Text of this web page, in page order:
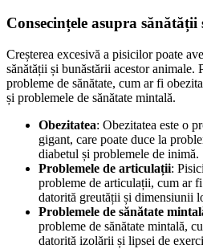
Consecințele asupra
Creșterea excesivă a pisicilor poate
sănătății și bunăstării acestor animale.
probleme de sănătate, cum ar fi
și problemele de sănătate mintală.
Obezitatea: Obezitatea este o
gigant, care poate duce la
diabetul și problemele de inimă.
Problemele de articulații:
probleme de articulații, cum ar
datorită greutății și dimensiunii
Problemele de sănătate
probleme de sănătate mintală,
datorită izolării și lipsei de